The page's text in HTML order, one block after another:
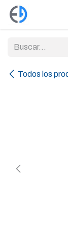
Ir al contenido
Todos los